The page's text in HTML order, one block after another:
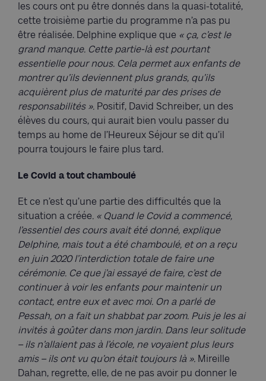
les cours ont pu être donnés dans la quasi-totalité,
cette troisième partie du programme n’a pas pu
être réalisée. Delphine explique que « ça, c’est le
grand manque. Cette partie-là est pourtant
essentielle pour nous. Cela permet aux enfants de
montrer qu’ils deviennent plus grands, qu’ils
acquièrent plus de maturité par des prises de
responsabilités ». Positif, David Schreiber, un des
élèves du cours, qui aurait bien voulu passer du
temps au home de l’Heureux Séjour se dit qu’il
pourra toujours le faire plus tard.
Le Covid a tout chamboulé
Et ce n’est qu’une partie des difficultés que la
situation a créée. « Quand le Covid a commencé,
l’essentiel des cours avait été donné, explique
Delphine, mais tout a été chamboulé, et on a reçu
en juin 2020 l’interdiction totale de faire une
cérémonie. Ce que j’ai essayé de faire, c’est de
continuer à voir les enfants pour maintenir un
contact, entre eux et avec moi. On a parlé de
Pessah, on a fait un shabbat par zoom. Puis je les ai
invités à goûter dans mon jardin. Dans leur solitude
– ils n’allaient pas à l’école, ne voyaient plus leurs
amis – ils ont vu qu’on était toujours là ». Mireille
Dahan, regrette, elle, de ne pas avoir pu donner le